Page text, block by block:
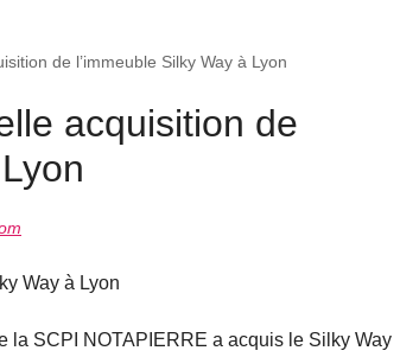
de l’immeuble Silky Way à Lyon
acquisition de
Way à Lyon
la SCPI NOTAPIERRE a acquis le Silky Way